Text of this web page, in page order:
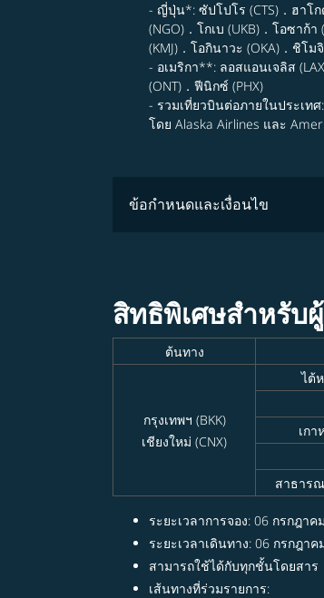
- ญี่ปุ่น*: ซัปโปโร (CTS)．ฮาโก
(NGO)．โกเบ (UKB)．โอซาก้
(KMJ)．โอกินาวะ (OKA)．ชิโม
- อเมริกา**: ลอสแอนเจลิส
(ONT)．ฟีนิกซ์ (PHX)
- รวมเที่ยวบินต่อภายในประเท
โดย Alaska Airlines และ
ข้อกำหนดและเงื่อนไข
สิทธิพิเศษสำหรับ
ต้นทาง
กรุงเทพฯ (BKK)
เชียงใหม่ (CNX)
ไต้
เกา
สาธารณ
ระยะเวลาการจอง: 06 กรกฎา
ระยะเวลาเดินทาง: 06 กรกฎา
สามารถใช้ได้กับทุกชั้นโดยสาร
เส้นทางที่ร่วมรายการ: